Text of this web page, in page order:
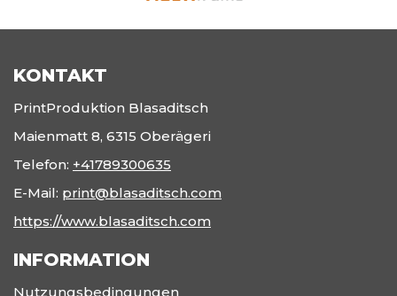
KONTAKT
PrintProduktion Blasaditsch
Maienmatt 8, 6315 Oberägeri
Telefon: +41789300635
E-Mail: print@blasaditsch.com
https://www.blasaditsch.com
INFORMATION
Nutzungsbedingungen